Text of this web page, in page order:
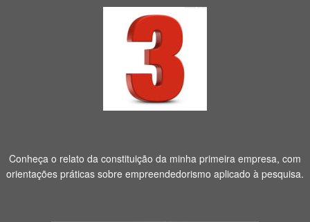
Conheça o relato da constituição da minha primeira empresa, com
orientações práticas sobre empreendedorismo aplicado à pesquisa.